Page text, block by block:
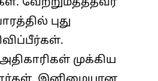
புது
முக்கிய